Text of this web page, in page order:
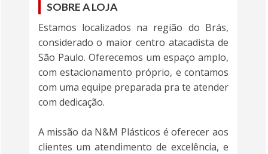
SOBRE A LOJA
Estamos localizados na região do Brás,
considerado o maior centro atacadista de
São Paulo. Oferecemos um espaço amplo,
com estacionamento próprio, e contamos
com uma equipe preparada pra te atender
com dedicação.
A missão da N&M Plásticos é oferecer aos
clientes um atendimento de excelência, e